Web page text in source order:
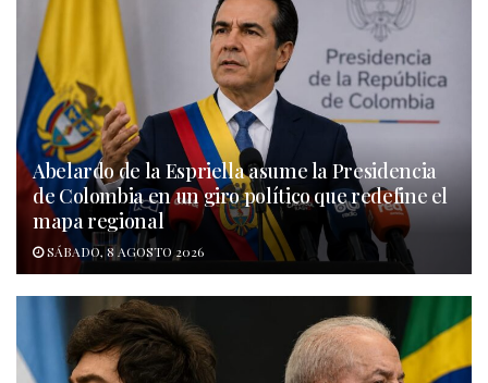
Abelardo de la Espriella asume la Presidencia
de Colombia en un giro político que redefine el
mapa regional
SÁBADO, 8 AGOSTO 2026